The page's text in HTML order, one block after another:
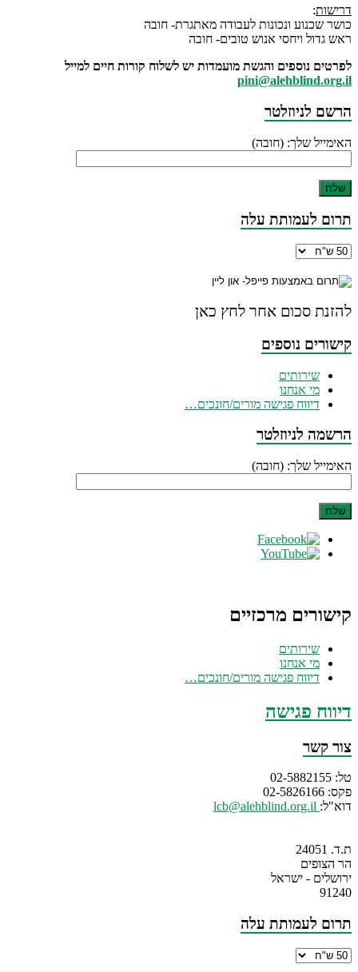
דרישות:
כושר שכנוע ונכונות לעבודה מאתגרת- חובה
ראש גדול ויחסי אנוש טובים- חובה
לפרטים נוספים והגשת מועמדות יש לשלוח קורות חיים למייל
pini@alehblind.org.il
הרשם לניוזלטר
האימייל שלך: (חובה)
תרום לעמותת עלה
להזנת סכום אחר לחץ כאן
קישורים נוספים
שירותים
מי אנחנו
דיווח פגישה מורים/חונכים…
הרשמה לניוזלטר
האימייל שלך: (חובה)
קישורים מרכזיים
שירותים
מי אנחנו
דיווח פגישה מורים/חונכים…
דיווח פגישה
צור קשר
טל: 02-5882155
פקס: 02-5826166
דוא"ל:
ת.ד. 24051
הר הצופים
ירושלים - ישראל
91240
תרום לעמותת עלה